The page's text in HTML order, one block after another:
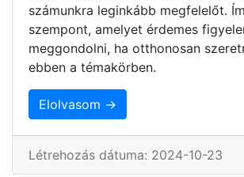
számunkra leginkább megfelelőt.
szempont, amelyet érdemes
meggondolni, ha otthonosan
ebben a témakörben.
Elolvasom →
Létrehozás dátuma: 2024-10-23